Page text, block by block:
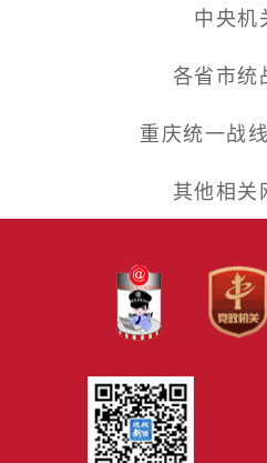
中央机
各省市统
重庆统一战
其他相关